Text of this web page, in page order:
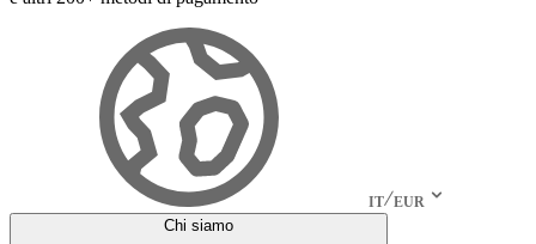
IT EUR
Chi siamo